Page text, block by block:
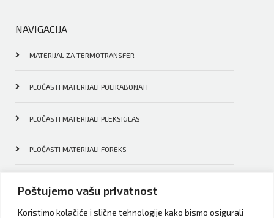
Poštujemo vašu privatnost
Koristimo kolačiće i slične tehnologije kako bismo osigurali
NAVIGACIJA
MATERIJAL ZA TERMOTRANSFER
PLOČASTI MATERIJALI POLIKABONATI
PLOČASTI MATERIJALI PLEKSIGLAS
PLOČASTI MATERIJALI FOREKS
PLOČASTI MATERIJALI DODATNI MATERIJALI